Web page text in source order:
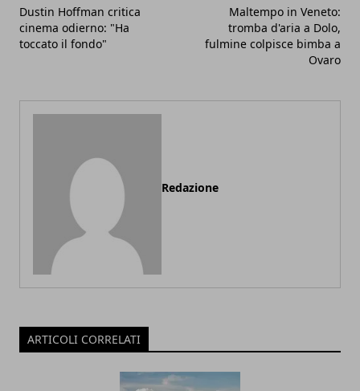
Dustin Hoffman critica
cinema odierno: "Ha
toccato il fondo"
Maltempo in Veneto:
tromba d'aria a Dolo,
fulmine colpisce bimba a
Ovaro
Redazione
ARTICOLI CORRELATI